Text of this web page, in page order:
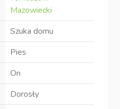
Mazowiecki
Szuka domu
Pies
On
Dorosły